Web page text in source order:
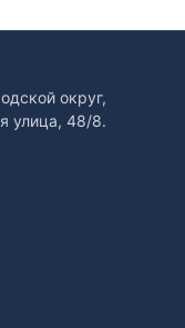
округ,
улица, 48/8.